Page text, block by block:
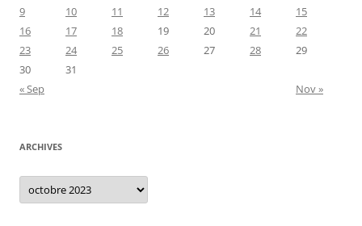
9
10 11 12 13 14
15
16
17 18 19 20 21
22
23
24 25 26 27 28
29
30
31
« Sep
Nov »
ARCHIVES
Archives